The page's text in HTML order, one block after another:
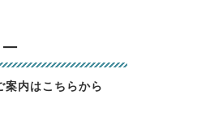
案内はこちらから